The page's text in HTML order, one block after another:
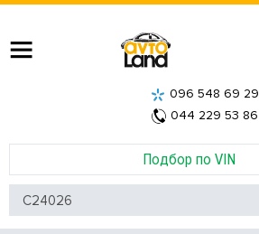
Подбор по VIN
096 548 69 29
044 229 53 86